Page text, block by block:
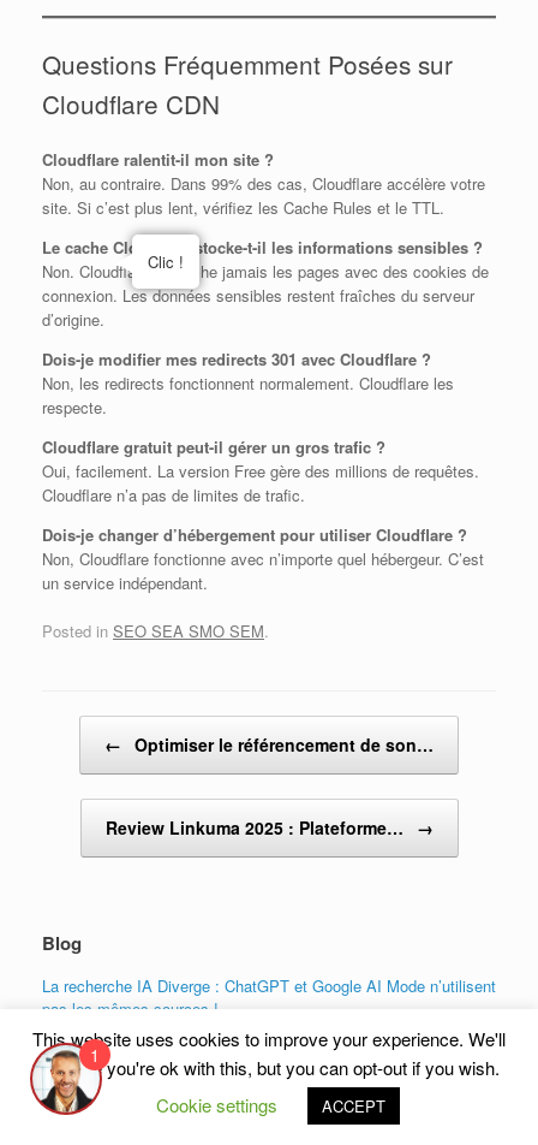
Questions Fréquemment Posées sur
Cloudflare CDN
Cloudflare ralentit-il mon site ?
Non, au contraire. Dans 99% des cas, Cloudflare accélère votre
site. Si c’est plus lent, vérifiez les Cache Rules et le TTL.
Le cache Cloudflare stocke-t-il les informations sensibles ?
Non. Cloudflare ne cache jamais les pages avec des cookies de
connexion. Les données sensibles restent fraîches du serveur
d’origine.
Dois-je modifier mes redirects 301 avec Cloudflare ?
Non, les redirects fonctionnent normalement. Cloudflare les
respecte.
Cloudflare gratuit peut-il gérer un gros trafic ?
Oui, facilement. La version Free gère des millions de requêtes.
Cloudflare n’a pas de limites de trafic.
Dois-je changer d’hébergement pour utiliser Cloudflare ?
Non, Cloudflare fonctionne avec n’importe quel hébergeur. C’est
un service indépendant.
Posted in SEO SEA SMO SEM.
← Optimiser le référencement de son…
Review Linkuma 2025 : Plateforme… →
Blog
La recherche IA Diverge : ChatGPT et Google AI Mode n’utilisent
pas les mêmes sources !
Review Linkuma 2025 : Plateforme de Netlinking incontournable
?
Cloudflare CDN Cache : Comment accélérer drastiquement votre
site WordPress
This website uses cookies to improve your experience. We'll
assume you're ok with this, but you can opt-out if you wish.
Cookie settings
ACCEPT
Clic !
1